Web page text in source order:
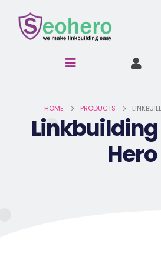
HOME PRODUCTS
Hero